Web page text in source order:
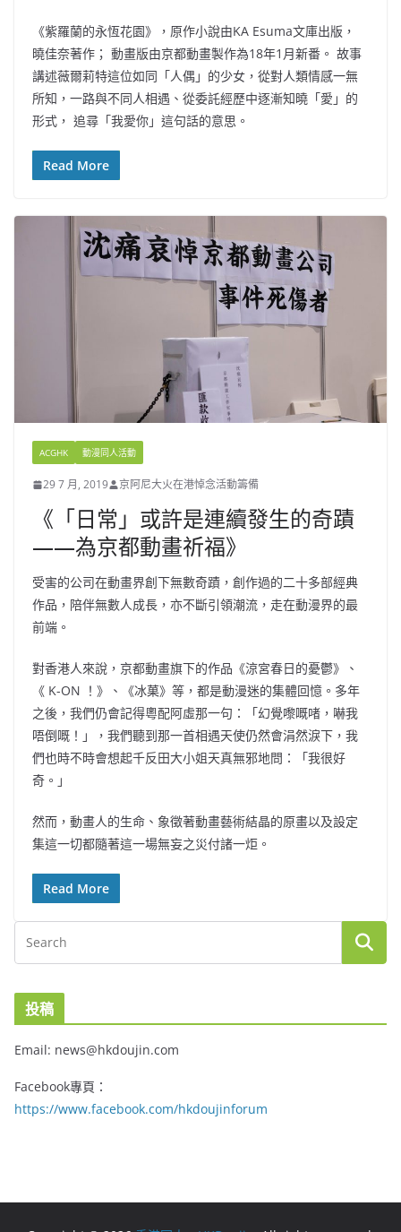
《紫羅蘭的永恆花園》，原作小說由KA Esuma文庫出版，
曉佳奈著作； 動畫版由京都動畫製作為18年1月新番。 故事
講述薇爾莉特這位如同「人偶」的少女，從對人類情感一無
所知，一路與不同人相遇、從委託經歷中逐漸知曉「愛」的
形式， 追尋「我愛你」這句話的意思。
Read More
ACGHK 動漫同人活動
29 7 月, 2019 京阿尼大火在港悼念活動籌備
《「日常」或許是連續發生的奇蹟
——為京都動畫祈福》
受害的公司在動畫界創下無數奇蹟，創作過的二十多部經典
作品，陪伴無數人成長，亦不斷引領潮流，走在動漫界的最
前端。
對香港人來說，京都動畫旗下的作品《涼宮春日的憂鬱》、
《 K-ON ！》、《冰菓》等，都是動漫迷的集體回憶。多年
之後，我們仍會記得粵配阿虛那一句：「幻覺嚟嘅啫，嚇我
唔倒嘅！」，我們聽到那一首相遇天使仍然會涓然淚下，我
們也時不時會想起千反田大小姐天真無邪地問：「我很好
奇。」
然而，動畫人的生命、象徵著動畫藝術結晶的原畫以及設定
集這一切都隨著這一場無妄之災付諸一炬。
Read More
投稿
Email: news@hkdoujin.com
Facebook專頁：
https://www.facebook.com/hkdoujinforum